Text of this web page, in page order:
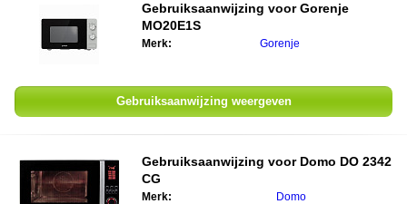
Gebruiksaanwijzing voorGorenje
MO20E1S
Merk: Gorenje
Gebruiksaanwijzing weergeven
Gebruiksaanwijzing voor Domo DO 2342
CG
Merk: Domo